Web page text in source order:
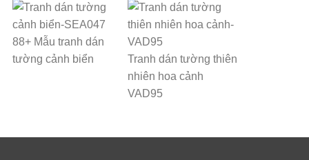
88+ Mẫu tranh dán
tường cảnh biển
Tranh dán tường thiên
nhiên hoa cảnh
VAD95